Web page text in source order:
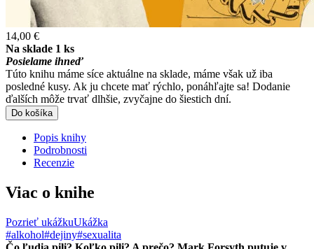
14,00 €
Na sklade 1 ks
Posielame ihneď
Túto knihu máme síce aktuálne na sklade, máme však už iba
posledné kusy. Ak ju chcete mať rýchlo, ponáhľajte sa! Dodanie
ďalších môže trvať dlhšie, zvyčajne do šiestich dní.
Do košíka
Popis knihy
Podrobnosti
Recenzie
Viac o knihe
Pozrieť ukážkuUkážka
#alkohol#dejiny#sexualita